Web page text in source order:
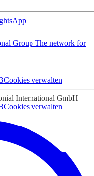
App
Group The network for
Cookies verwalten
International GmbH
Cookies verwalten